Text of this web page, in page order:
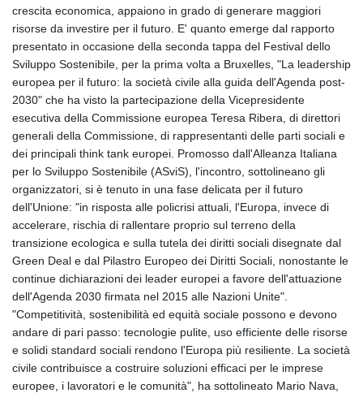
crescita economica, appaiono in grado di generare maggiori
risorse da investire per il futuro. E' quanto emerge dal rapporto
presentato in occasione della seconda tappa del Festival dello
Sviluppo Sostenibile, per la prima volta a Bruxelles, "La leadership
europea per il futuro: la società civile alla guida dell'Agenda post-
2030" che ha visto la partecipazione della Vicepresidente
esecutiva della Commissione europea Teresa Ribera, di direttori
generali della Commissione, di rappresentanti delle parti sociali e
dei principali think tank europei. Promosso dall'Alleanza Italiana
per lo Sviluppo Sostenibile (ASviS), l'incontro, sottolineano gli
organizzatori, si è tenuto in una fase delicata per il futuro
dell'Unione: "in risposta alle policrisi attuali, l'Europa, invece di
accelerare, rischia di rallentare proprio sul terreno della
transizione ecologica e sulla tutela dei diritti sociali disegnate dal
Green Deal e dal Pilastro Europeo dei Diritti Sociali, nonostante le
continue dichiarazioni dei leader europei a favore dell'attuazione
dell'Agenda 2030 firmata nel 2015 alle Nazioni Unite".
"Competitività, sostenibilità ed equità sociale possono e devono
andare di pari passo: tecnologie pulite, uso efficiente delle risorse
e solidi standard sociali rendono l'Europa più resiliente. La società
civile contribuisce a costruire soluzioni efficaci per le imprese
europee, i lavoratori e le comunità", ha sottolineato Mario Nava,